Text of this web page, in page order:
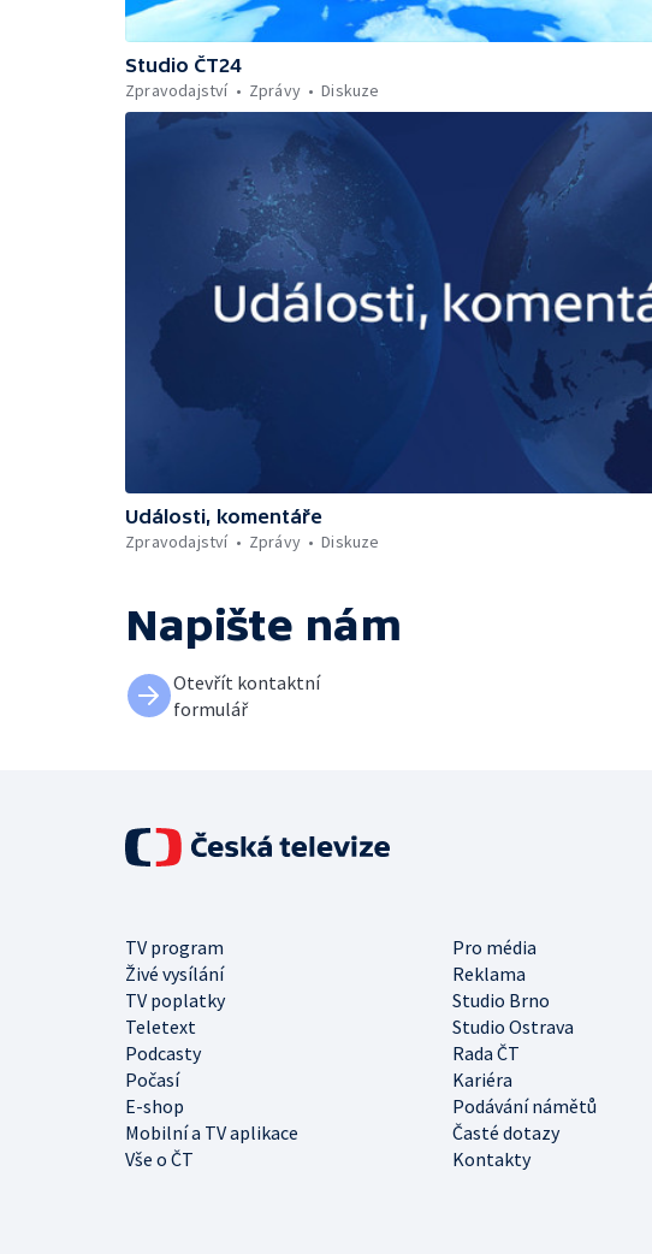
Studio ČT24
Zpravodajství
Zprávy Diskuze
Události, komentáře
Zpravodajství
Zprávy Diskuze
Napište nám
Otevřít kontaktní
formulář
TV program
Pro média
Živé vysílání
Reklama
TV poplatky
Studio Brno
Teletext
Studio Ostrava
Podcasty
Rada ČT
Počasí
Kariéra
E-shop
Podávání námětů
Mobilní a TV aplikace
Časté dotazy
Vše o ČT
Kontakty